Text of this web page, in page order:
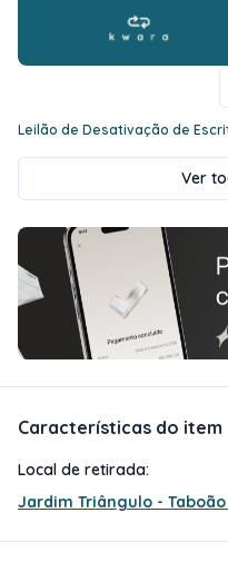
Leilão de Desativação de
Ver
Características do item
Local de retirada:
Jardim Triângulo -